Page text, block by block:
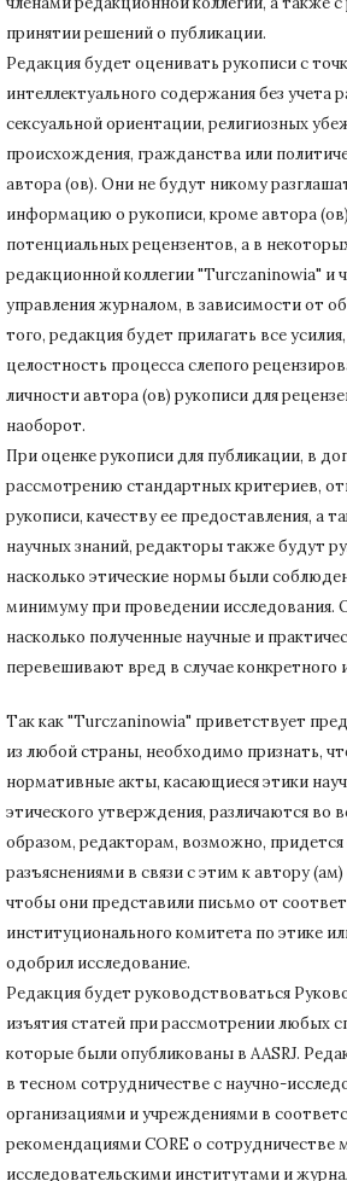
принятии решений о публикации.
Редакция будет оценивать рукописи с
интеллектуального содержания без учета
сексуальной ориентации, религиозных
происхождения, гражданства или
автора (ов). Они не будут никому
информацию о рукописи, кроме автора
потенциальных рецензентов, а в
редакционной коллегии "Turczaninowia" и
управления журналом, в зависимости от
того, редакция будет прилагать все
целостность процесса слепого
личности автора (ов) рукописи для
наоборот.
При оценке рукописи для публикации, в
рассмотрению стандартных критериев,
рукописи, качеству ее предоставления, а
научных знаний, редакторы также будут
насколько этические нормы были
минимуму при проведении исследования.
насколько полученные научные и
перевешивают вред в случае конкретного
Так как "Turczaninowia" приветствует
из любой страны, необходимо признать,
нормативные акты, касающиеся этики
этического утверждения, различаются во
образом, редакторам, возможно, придется
разъяснениями в связи с этим к автору
чтобы они представили письмо от
институционального комитета по этике
одобрил исследование.
Редакция будет руководствоваться
изъятия статей при рассмотрении любых
которые были опубликованы в AASRJ.
в тесном сотрудничестве с научно-
организациями и учреждениями в
рекомендациями CORE о сотрудничестве
исследовательскими институтами и